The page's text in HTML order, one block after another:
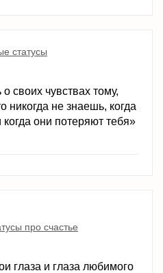
статусы
своих чувствах тому,
никогда не знаешь, когда
они потеряют тебя»
про счастье
глаза и глаза любимого